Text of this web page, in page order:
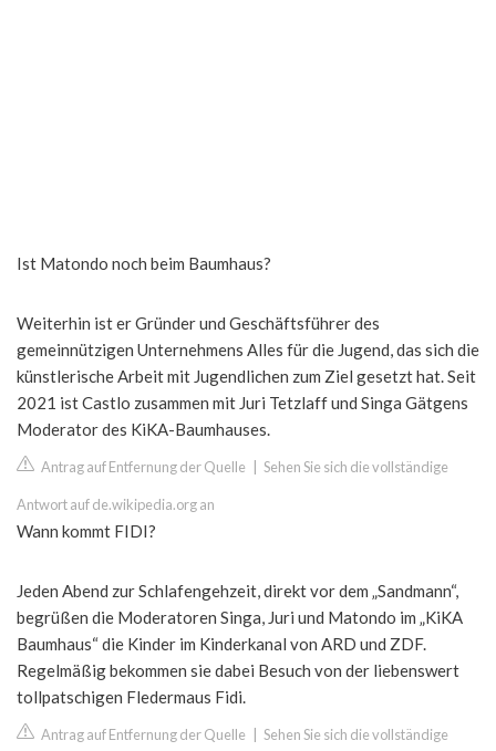
Ist Matondo noch beim Baumhaus?
Weiterhin ist er Gründer und Geschäftsführer des
gemeinnützigen Unternehmens Alles für die Jugend, das sich die
künstlerische Arbeit mit Jugendlichen zum Ziel gesetzt hat. Seit
2021 ist Castlo zusammen mit Juri Tetzlaff und Singa Gätgens
Moderator des KiKA-Baumhauses.
Antrag auf Entfernung der Quelle Sehen Sie sich die vollständige
Antwort auf de.wikipedia.org an
Wann kommt FIDI?
Jeden Abend zur Schlafengehzeit, direkt vor dem „Sandmann“,
begrüßen die Moderatoren Singa, Juri und Matondo im „KiKA
Baumhaus“ die Kinder im Kinderkanal von ARD und ZDF.
Regelmäßig bekommen sie dabei Besuch von der liebenswert
tollpatschigen Fledermaus Fidi.
Antrag auf Entfernung der Quelle Sehen Sie sich die vollständige